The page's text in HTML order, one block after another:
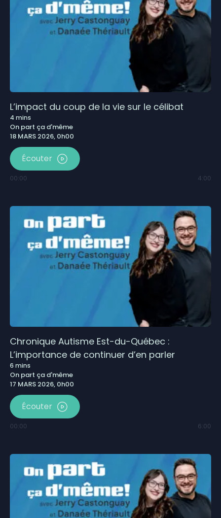
L’impact du coup de la vie sur le célibat
4 mins
On part ça d'même
18 MARS 2026, 0h00
Écouter
00:00 4:00
Chronique Autisme Est-du-Québec :
L’importance de continuer d’en parler
6 mins
On part ça d'même
17 MARS 2026, 0h00
Écouter
00:00 6:00